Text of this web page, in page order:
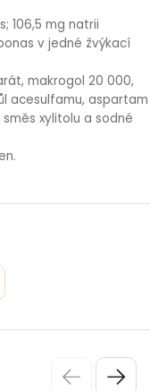
106,5 mg natrii
v jedné žvýkací
makrogol 20 000,
acesulfamu, aspartam
směs xylitolu a sodné